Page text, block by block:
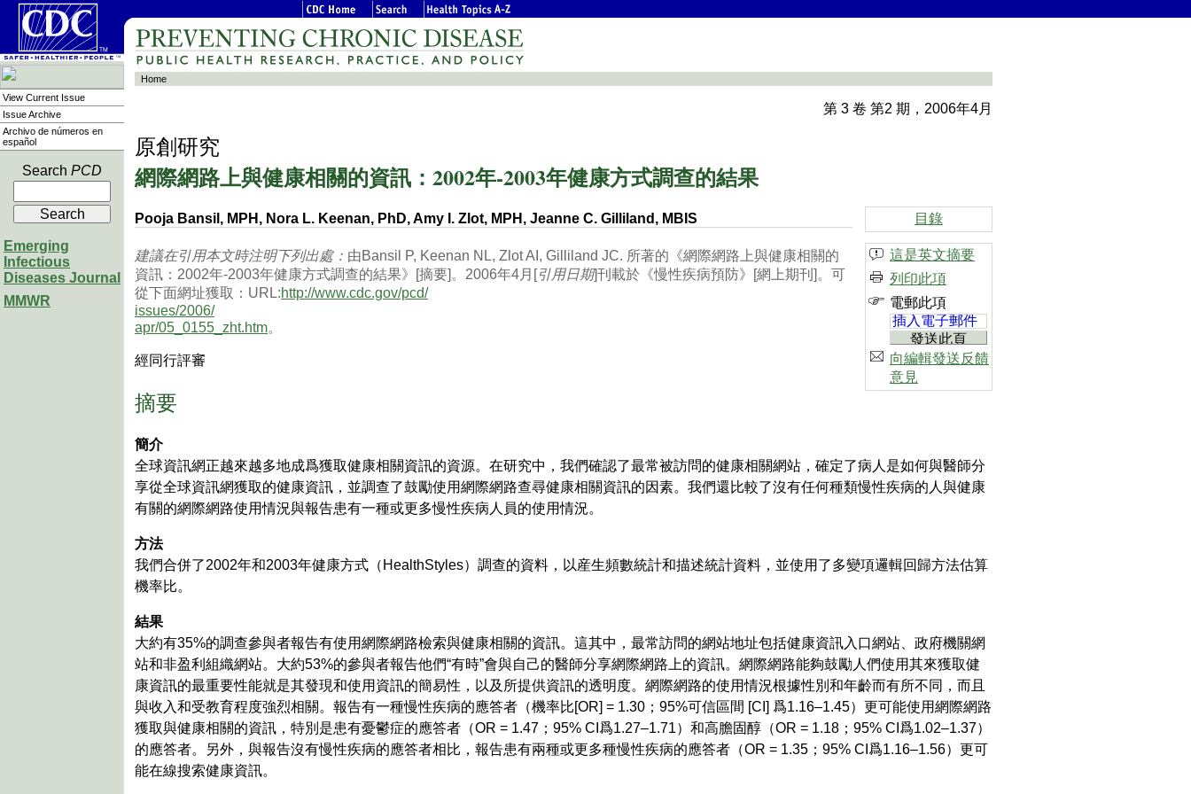
View Current Issue
Issue Archive
Archivo de números en
español
Search PCD
Emerging
Infectious
Diseases Journal
MMWR
Home
第 3 卷 第2 期，2006年4月
原創研究
網際網路上與健康相關的資訊：2002年-2003年健康方式調查的結果
目錄
這是英文摘要
列印此項
電郵此項
向編輯發送反饋
意見
Pooja Bansil, MPH, Nora L. Keenan, PhD, Amy I. Zlot, MPH, Jeanne C. Gilliland, MBIS
建議在引用本文時注明下列出處： 由Bansil P, Keenan NL, Zlot AI, Gilliland JC. 所著的《網際網路上與健康相關的
資訊：2002年-2003年健康方式調查的結果》[摘要]。2006年4月[引用日期]刊載於《慢性疾病預防》[網上期刊]。可
從下面網址獲取：URL:http://www.cdc.gov/pcd/
issues/2006/
apr/05_0155 _zht.htm。
經同行評審
摘要
簡介
全球資訊網正越來越多地成爲獲取健康相關資訊的資源。在研究中，我們確認了最常被訪問的健康相關網站，確定了病人是如何與醫師分
享從全球資訊網獲取的健康資訊，並調查了鼓勵使用網際網路查尋健康相關資訊的因素。我們還比較了沒有任何種類慢性疾病的人與健康
有關的網際網路使用情況與報告患有一種或更多慢性疾病人員的使用情況。
方法
我們合併了2002年和2003年健康方式（HealthStyles）調查的資料，以産生頻數統計和描述統計資料，並使用了多變項邏輯回歸方法估算
機率比。
結果
大約有35%的調查參與者報告有使用網際網路檢索與健康相關的資訊。這其中，最常訪問的網站地址包括健康資訊入口網站、政府機關網
站和非盈利組織網站。大約53%的參與者報告他們“有時”會與自己的醫師分享網際網路上的資訊。網際網路能夠鼓勵人們使用其來獲取健
康資訊的最重要性能就是其發現和使用資訊的簡易性，以及所提供資訊的透明度。網際網路的使用情況根據性別和年齡而有所不同，而且
與收入和受教育程度強烈相關。報告有一種慢性疾病的應答者（機率比[OR] = 1.30；95%可信區間 [CI] 爲1.16–1.45）更可能使用網際網路
獲取與健康相關的資訊，特別是患有憂鬱症的應答者（OR = 1.47；95% CI爲1.27–1.71）和高膽固醇（OR = 1.18；95% CI爲1.02–1.37）
的應答者。另外，與報告沒有慢性疾病的應答者相比，報告患有兩種或更多種慢性疾病的應答者（OR = 1.35；95% CI爲1.16–1.56）更可
能在線搜索健康資訊。